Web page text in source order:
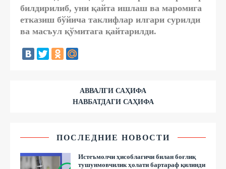
билдирилиб, уни қайта ишлаш ва маромига
етказиш бўйича таклифлар илгари сурилди
ва масъул қўмитага қайтарилди.
АВВАЛГИ САҲИФА
НАВБАТДАГИ САҲИФА
ПОСЛЕДНИЕ НОВОСТИ
Истеъмолчи ҳисоблагичи билан боғлиқ
тушунмовчилик ҳолати бартараф қилинди